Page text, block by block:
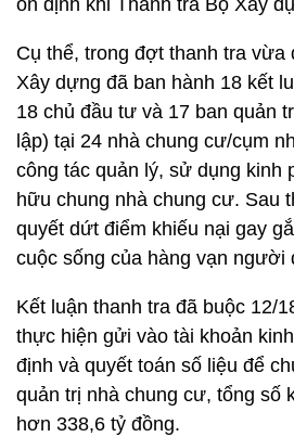
ổn định khi Thanh tra Bộ Xây
Cụ thể, trong đợt thanh tra vừa
Xây dựng đã ban hành 18 kết
18 chủ đầu tư và 17 ban quản
lập) tại 24 nhà chung cư/cụm
công tác quản lý, sử dụng kinh
hữu chung nhà chung cư. Sau
quyết dứt điểm khiếu nại gay
cuộc sống của hàng vạn người
Kết luận thanh tra đã buộc 12/
thực hiện gửi vào tài khoản
định và quyết toán số liệu để
quản trị nhà chung cư, tổng số
hơn 338,6 tỷ đồng.